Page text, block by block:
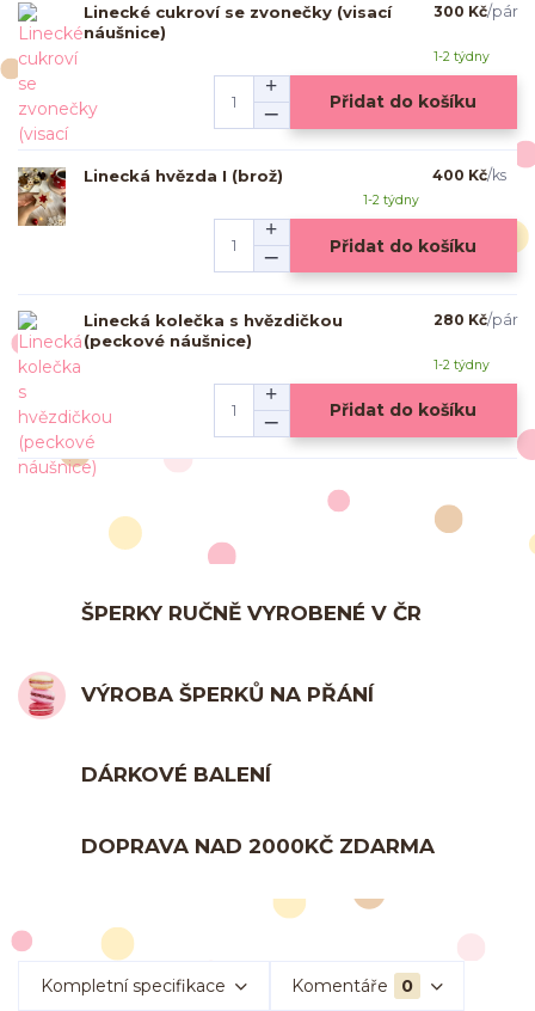
Linecké cukroví se zvonečky (visací
náušnice)
300 Kč/pár
1-2 týdny
Přidat do košíku
Linecká hvězda I (brož) 400 Kč/ks
1-2 týdny
Přidat do košíku
Linecká kolečka s hvězdičkou
(peckové náušnice)
280 Kč/pár
1-2 týdny
Přidat do košíku
ŠPERKY RUČNĚ VYROBENÉ V ČR
VÝROBA ŠPERKŮ NA PŘÁNÍ
DÁRKOVÉ BALENÍ
DOPRAVA NAD 2000KČ ZDARMA
Kompletní specifikace Komentáře 0